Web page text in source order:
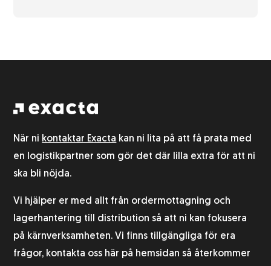
När ni kontaktar Exacta kan ni lita på att få prata med
en logistikpartner som gör det där lilla extra för att ni
ska bli nöjda.
Vi hjälper er med allt från ordermottagning och
lagerhantering till distribution så att ni kan fokusera
på kärnverksamheten. Vi finns tillgängliga för era
frågor, kontakta oss här på hemsidan så återkommer